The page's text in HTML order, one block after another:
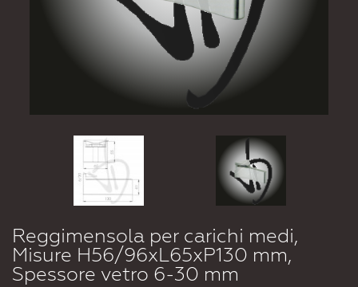
Reggimensola per carichi medi,
Misure H56/96xL65xP130 mm,
Spessore vetro 6-30 mm